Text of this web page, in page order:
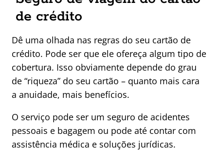
de crédito
Dê uma olhada nas regras do seu cartão de
crédito. Pode ser que ele ofereça algum tipo de
cobertura. Isso obviamente depende do grau
de “riqueza” do seu cartão – quanto mais cara
a anuidade, mais benefícios.
O serviço pode ser um seguro de acidentes
pessoais e bagagem ou pode até contar com
assistência médica e soluções jurídicas.